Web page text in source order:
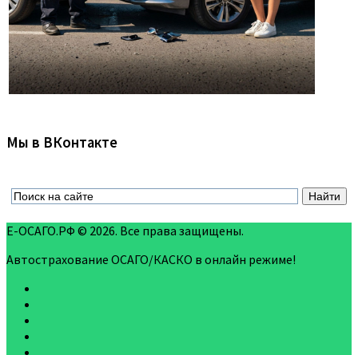
Мы в ВКонтакте
Е-ОСАГО.РФ © 2026. Все права защищены.
Автострахование ОСАГО/КАСКО в онлайн режиме!